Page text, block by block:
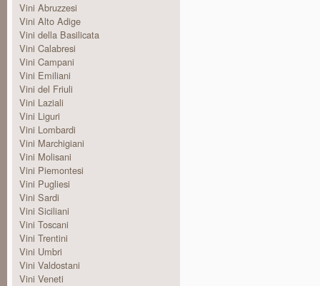
Vini Abruzzesi
Vini Alto Adige
Vini della Basilicata
Vini Calabresi
Vini Campani
Vini Emiliani
Vini del Friuli
Vini Laziali
Vini Liguri
Vini Lombardi
Vini Marchigiani
Vini Molisani
Vini Piemontesi
Vini Pugliesi
Vini Sardi
Vini Siciliani
Vini Toscani
Vini Trentini
Vini Umbri
Vini Valdostani
Vini Veneti